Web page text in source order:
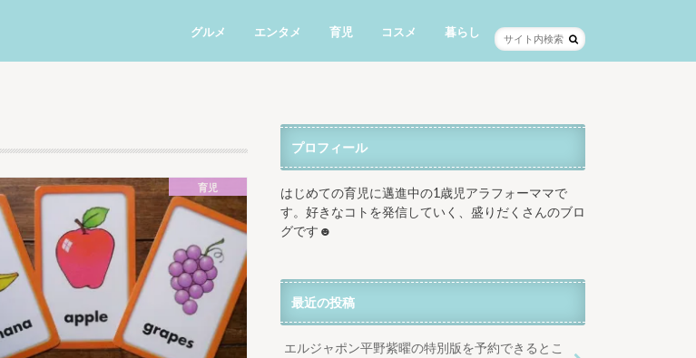
グルメ エンタメ 育児 コスメ 暮らし
育児
プロフィール
はじめての育児に邁進中の1歳児アラフォーママで
す。好きなコトを発信していく、盛りだくさんのブロ
グです☻
最近の投稿
エルジャポン平野紫曜の特別版を予約できるとこ